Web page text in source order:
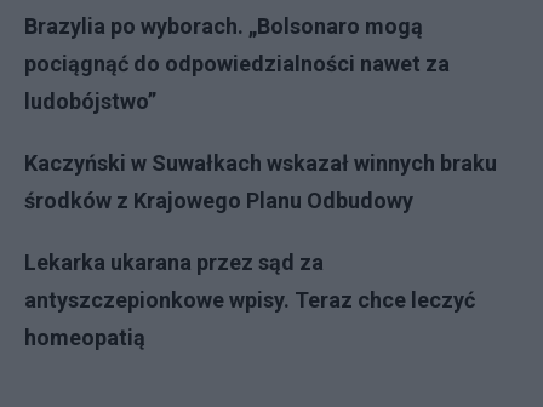
Brazylia po wyborach. „Bolsonaro mogą
pociągnąć do odpowiedzialności nawet za
ludobójstwo”
Kaczyński w Suwałkach wskazał winnych braku
środków z Krajowego Planu Odbudowy
Lekarka ukarana przez sąd za
antyszczepionkowe wpisy. Teraz chce leczyć
homeopatią